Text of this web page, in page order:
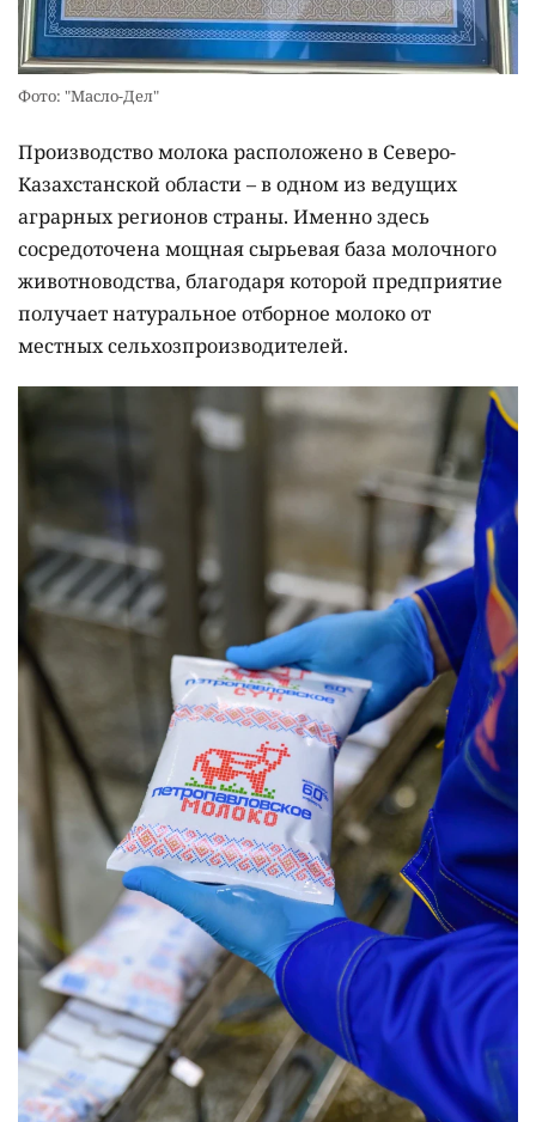
Фото: "Масло-Дел"
Производство молока расположено в Северо-
Казахстанской области – в одном из ведущих
аграрных регионов страны. Именно здесь
сосредоточена мощная сырьевая база молочного
животноводства, благодаря которой предприятие
получает натуральное отборное молоко от
местных сельхозпроизводителей.